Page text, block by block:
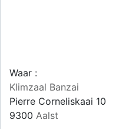
Waar :
Klimzaal Banzai
Pierre Corneliskaai 10
9300 Aalst